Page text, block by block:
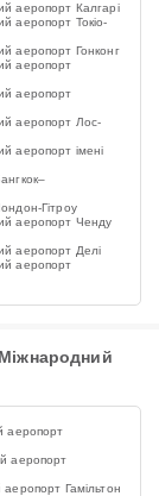
аеропорт Калгарі
аеропорт Токіо-
аеропорт Гонконг
аеропорт
аеропорт
аеропорт Лос-
аеропорт імені
Гітроу
аеропорт Ченду
аеропорт Делі
аеропорт
аеропорт
аеропорт
Гамільтон